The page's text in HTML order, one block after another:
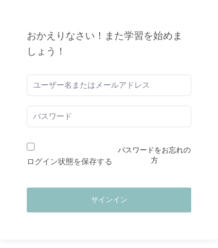
おかえりなさい！また学習を始めま
しょう！
ログイン状態を保存する
パスワードをお忘れの
方
サインイン